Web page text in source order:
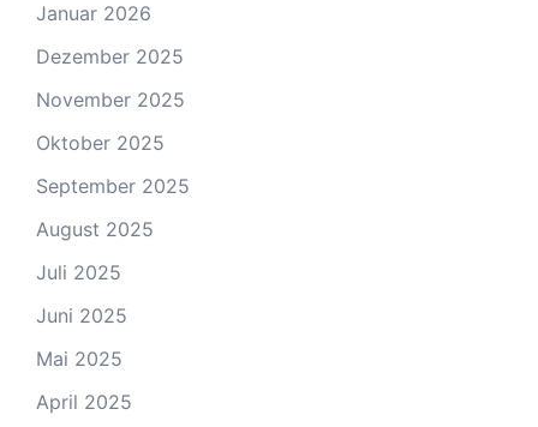
Januar 2026
Dezember 2025
November 2025
Oktober 2025
September 2025
August 2025
Juli 2025
Juni 2025
Mai 2025
April 2025